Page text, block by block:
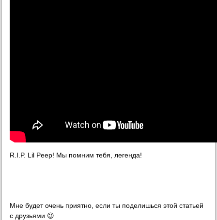
R.I.P. Lil Peep! Мы помним тебя, легенда!
Мне будет очень приятно, если ты поделишься этой статьей
с друзьями 😉